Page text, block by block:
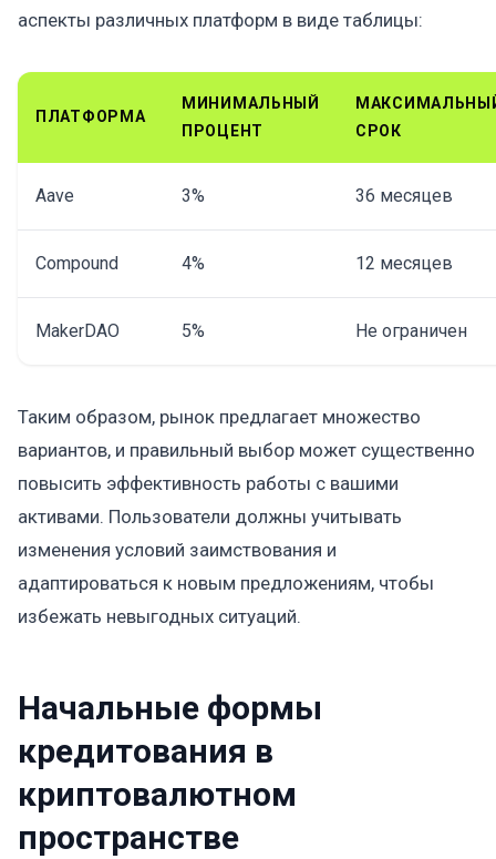
аспекты различных платформ в виде таблицы:
ПЛАТФОРМА
МИНИМАЛЬНЫЙ
ПРОЦЕНТ
СРОК
Aave 3% 36 месяцев
Compound 4% 12 месяцев
MakerDAO 5% Не ограничен
Таким образом, рынок предлагает множество
вариантов, и правильный выбор может существенно
повысить эффективность работы с вашими
активами. Пользователи должны учитывать
изменения условий заимствования и
адаптироваться к новым предложениям, чтобы
избежать невыгодных ситуаций.
Начальные формы
кредитования в
криптовалютном
пространстве